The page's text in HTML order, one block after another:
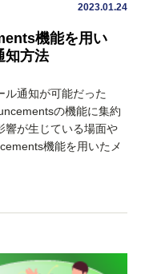
2023.01.24
機能を用い
知方法
ル通知が可能だった
の機能に集約
響が生じている場面や
機能を用いたメ